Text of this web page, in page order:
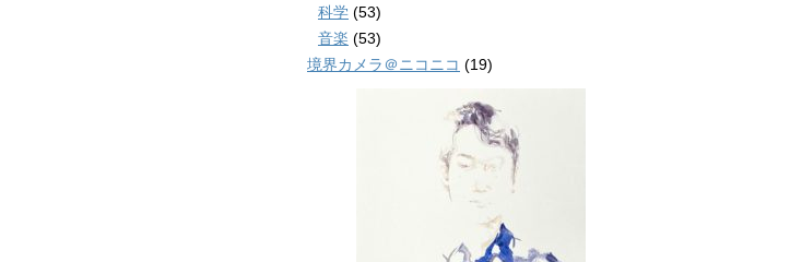
科学 (53)
音楽 (53)
境界カメラ＠ニコニコ (19)